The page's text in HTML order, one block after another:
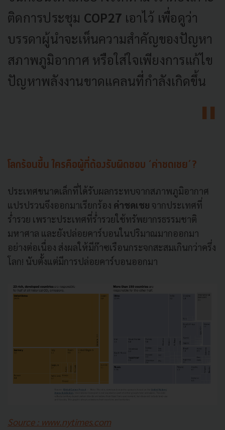
ติดการประชุม COP27 เอาไว้ เพื่อดูว่า
บรรดาผู้นำจะเห็นความสำคัญของปัญหา
สภาพภูมิอากาศ หรือใส่ใจเพียงการแก้ไข
ปัญหาพลังงานขาดแคลนที่กำลังเกิดขึ้น
โลกร้อนขึ้น ใครคือผู้ที่ต้องรับผิดชอบ ‘ค่าชดเชย’?
ประเทศขนาดเล็กที่ได้รับผลกระทบจากสภาพภูมิอากาศ
แปรปรวนจึงออกมาเรียกร้อง ค่าชดเชย จากประเทศที่
ร่ำรวย เพราะประเทศที่ร่ำรวยใช้ทรัพยากรธรรมชาติ
มหาศาล และยังปล่อยคาร์บอนในปริมาณมากออกมา
อย่างต่อเนื่อง ส่งผลให้มีก๊าซเรือนกระจกสะสมเกินกว่าครึ่ง
โลก! นับตั้งแต่มีการปล่อยคาร์บอนออกมา
Source : www.nytimes.com